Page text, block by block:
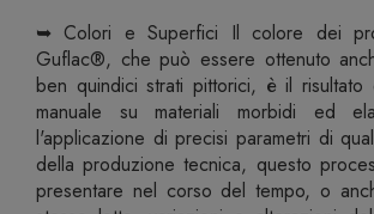
➥ Colori e Superfici Il colore dei
Guflac®, che può essere ottenuto
ben quindici strati pittorici, è il risultato
manuale su materiali morbidi ed
l'applicazione di precisi parametri di
della produzione tecnica, questo
presentare nel corso del tempo, o